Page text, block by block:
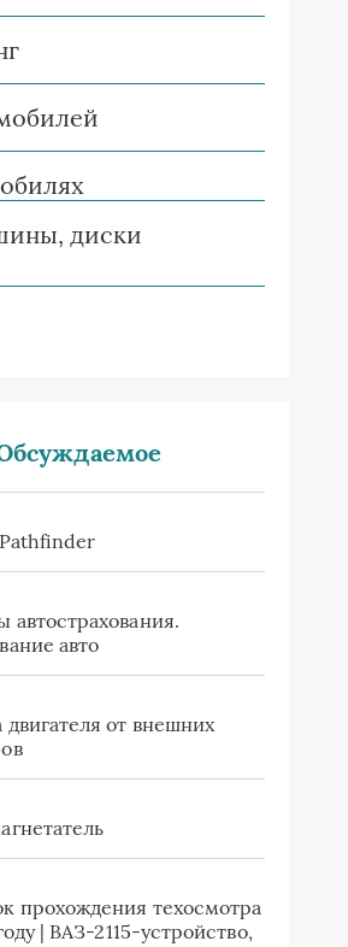
диски
автострахования.
авто
двигателя от внешних
прохождения техосмотра
| ВАЗ-2115-устройство,